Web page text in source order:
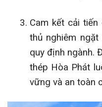
Cam kết cải
thủ nghiêm
quy định ngành.
thép Hòa Phát
vững và an toàn